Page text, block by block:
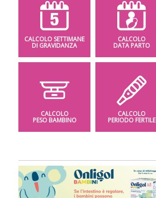
CALCOLO SETTIMANE
DI GRAVIDANZA
CALCOLO
DATA PARTO
CALCOLO
PESO BAMBINO
CALCOLO
PERIODO FERTILE